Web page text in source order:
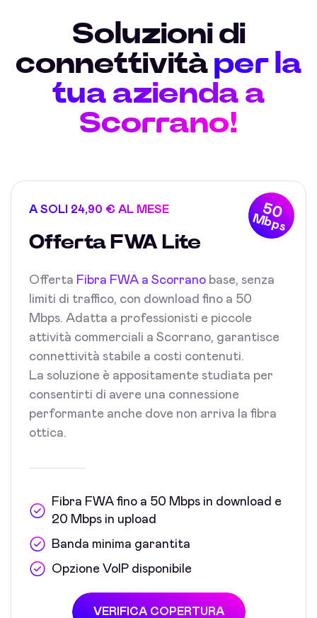
Soluzioni di
connettività per la
tua azienda a
Scorrano!
50
Mbps
A SOLI 24,90 € AL MESE
Offerta FWA Lite
Offerta Fibra FWA a Scorrano base, senza
limiti di traffico, con download fino a 50
Mbps. Adatta a professionisti e piccole
attività commerciali a Scorrano, garantisce
connettività stabile a costi contenuti.
La soluzione è appositamente studiata per
consentirti di avere una connessione
performante anche dove non arriva la fibra
ottica.
Fibra FWA fino a 50 Mbps in download e
20 Mbps in upload
Banda minima garantita
Opzione VoIP disponibile
VERIFICA COPERTURA